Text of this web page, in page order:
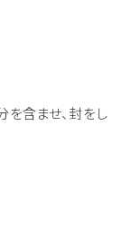
含ませ、封をし